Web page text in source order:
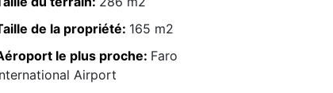
de la propriété: 165 m2
le plus proche: Faro
Airport